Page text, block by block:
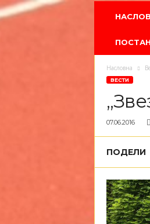
звезда
Насловна
ВЕСТИ
07.06.2016
ПОДЕЛИ